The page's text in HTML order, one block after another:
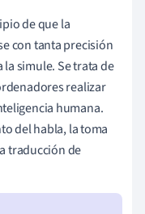
de que la
con tanta precisión
simule. Se trata de
realizar
humana.
del habla, la toma
traducción de